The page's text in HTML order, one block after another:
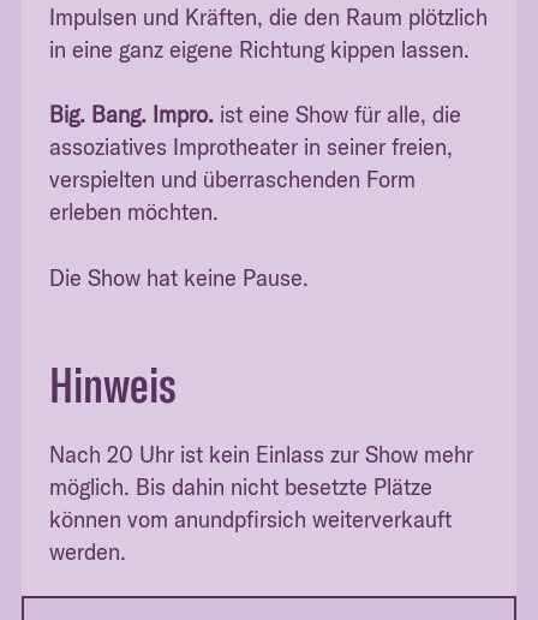
Impulsen und Kräften, die den Raum plötzlich
in eine ganz eigene Richtung kippen lassen.
Big. Bang. Impro. ist eine Show für alle, die
assoziatives Improtheater in seiner freien,
verspielten und überraschenden Form
erleben möchten.
Die Show hat keine Pause.
Hinweis
Nach 20 Uhr ist kein Einlass zur Show mehr
möglich. Bis dahin nicht besetzte Plätze
können vom anundpfirsich weiterverkauft
werden.